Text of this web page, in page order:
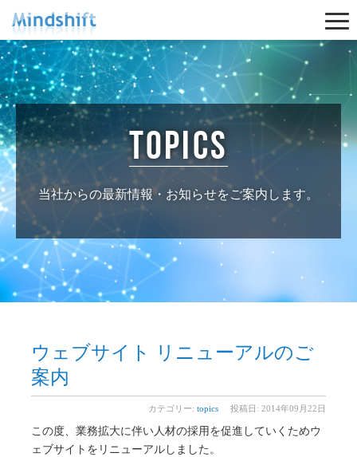
topics
当社からの最新情報・お知らせをご案内します。
ウェブサイト リニューアルのご
案内
カテゴリー: topics 投稿日: 2014年09月22日
この度、業務拡大に伴い人材の採用を促進していくためウ
ェブサイトをリニューアルしました。